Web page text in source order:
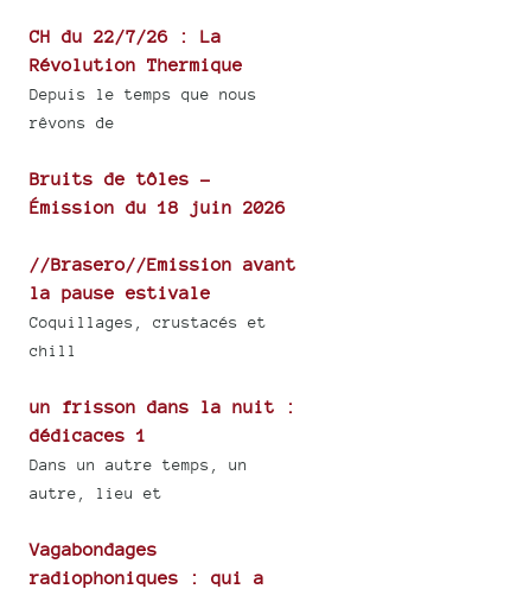
CH du 22/7/26 : La
Révolution Thermique
Depuis le temps que nous
rêvons de
Bruits de tôles -
Émission du 18 juin 2026
//Brasero//Emission avant
la pause estivale
Coquillages, crustacés et
chill
un frisson dans la nuit :
dédicaces 1
Dans un autre temps, un
autre, lieu et
Vagabondages
radiophoniques : qui a